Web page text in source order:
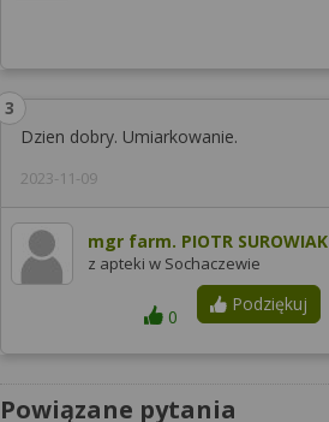
Dzien dobry. Umiarkowanie.
2023-11-09
mgr farm. PIOTR SUROWIAK
z apteki w Sochaczewie
Podziękuj
0
Powiązane pytania